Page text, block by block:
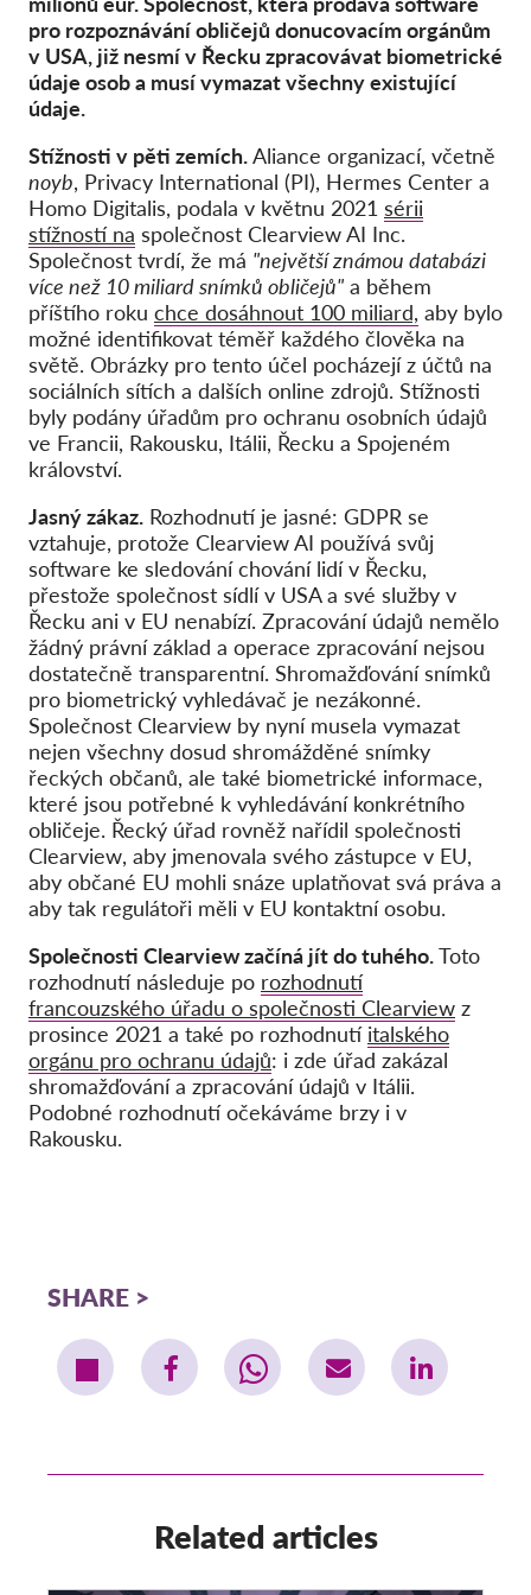
Hromadná žaloba
OnionShare
Média
GDPRhub
pro rozpoznávání obličejů donucovacím orgánům
v USA, již nesmí v Řecku zpracovávat biometrické
údaje osob a musí vymazat všechny existující
údaje.
Stížnosti v pěti zemích.Aliance organizací, včetně
noyb, Privacy International (PI), Hermes Center a
Homo Digitalis, podala v květnu 2021 sérii
stížností na společnost Clearview AI Inc.
Společnost tvrdí, že má "největší známou databázi
více než 10 miliard snímků obličejů" a během
příštího roku chce dosáhnout 100 miliard, aby bylo
možné identifikovat téměř každého člověka na
světě. Obrázky pro tento účel pocházejí z účtů na
sociálních sítích a dalších online zdrojů. Stížnosti
byly podány úřadům pro ochranu osobních údajů
ve Francii, Rakousku, Itálii, Řecku a Spojeném
království.
Jasný zákaz. Rozhodnutí je jasné: GDPR se
vztahuje, protože Clearview AI používá svůj
software ke sledování chování lidí v Řecku,
přestože společnost sídlí v USA a své služby v
Řecku ani v EU nenabízí. Zpracování údajů nemělo
žádný právní základ a operace zpracování nejsou
dostatečně transparentní. Shromažďování snímků
pro biometrický vyhledávač je nezákonné.
Společnost Clearview by nyní musela vymazat
nejen všechny dosud shromážděné snímky
řeckých občanů, ale také biometrické informace,
které jsou potřebné k vyhledávání konkrétního
obličeje. Řecký úřad rovněž nařídil společnosti
Clearview, aby jmenovala svého zástupce v EU,
aby občané EU mohli snáze uplatňovat svá práva a
aby tak regulátoři měli v EU kontaktní osobu.
Společnosti Clearview začíná jít do tuhého.Toto
rozhodnutí následuje po rozhodnutí
francouzského úřadu o společnosti Clearview z
prosince 2021 a také po rozhodnutí italského
orgánu pro ochranu údajů: i zde úřad zakázal
shromažďování a zpracování údajů v Itálii.
Podobné rozhodnutí očekáváme brzy i v
Rakousku.
SHARE
Related articles